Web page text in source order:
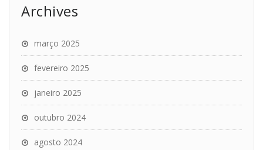
Archives
março 2025
fevereiro 2025
janeiro 2025
outubro 2024
agosto 2024